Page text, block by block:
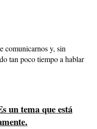
comunicarnos y, sin
tan poco tiempo a hablar
un tema que está